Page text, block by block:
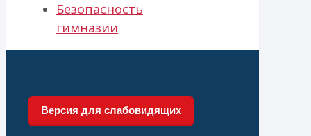
Безопасность
гимназии
Версия для слабовидящих